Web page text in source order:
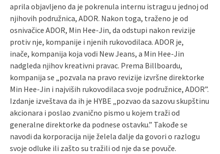
aprila objavljeno da je pokrenula internu istragu u jednoj od
njihovih podružnica, ADOR. Nakon toga, traženo je od
osnivačice ADOR, Min Hee-Jin, da odstupi nakon revizije
protiv nje, kompanije i njenih rukovodilaca. ADOR je,
inače, kompanija koja vodi New Jeans, a Min Hee-Jin
nadgleda njihov kreativni pravac. Prema Billboardu,
kompanija se „pozvala na pravo revizije izvršne direktorke
Min Hee-Jin i najviših rukovodilaca svoje podružnice, ADOR”.
Izdanje izveštava da ih je HYBE „pozvao da sazovu skupštinu
akcionara i poslao zvanično pismo u kojem traži od
generalne direktorke da podnese ostavku.” Takođe se
navodi da korporacija nije želela dalje da govori o razlogu
svoje odluke ili zašto su tražili od nje da se povuče.